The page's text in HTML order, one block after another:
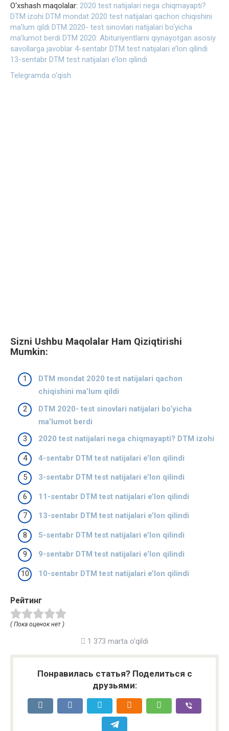
O‘xshash maqolalar: 2020 test natijalari nega chiqmayapti?
DTM izohi DTM mondat 2020 test natijalari qachon chiqishini
ma’lum qildi DTM 2020- test sinovlari natijalari bo‘yicha
ma’lumot berdi DTM 2020: Abituriyentlarni qiynayotgan asosiy
savollarga javoblar 4-sentabr DTM test natijalari e’lon qilindi
13-sentabr DTM test natijalari e’lon qilindi
Telegramda o‘qish
Sizni Ushbu Maqolalar Ham Qiziqtirishi
Mumkin:
DTM mondat 2020 test natijalari qachon
chiqishini ma’lum qildi
DTM 2020- test sinovlari natijalari bo‘yicha
ma’lumot berdi
2020 test natijalari nega chiqmayapti? DTM izohi
4-sentabr DTM test natijalari e’lon qilindi
3-sentabr DTM test natijalari e’lon qilindi
11-sentabr DTM test natijalari e’lon qilindi
13-sentabr DTM test natijalari e’lon qilindi
5-sentabr DTM test natijalari e’lon qilindi
9-sentabr DTM test natijalari e’lon qilindi
10-sentabr DTM test natijalari e’lon qilindi
Рейтинг
( Пока оценок нет )
1 373 marta o'qildi
Понравилась статья? Поделиться с
друзьями: